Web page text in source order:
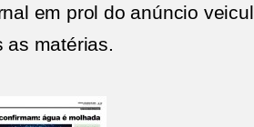
em prol do anúncio
as matérias.